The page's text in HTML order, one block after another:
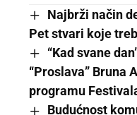
Najbrži način
Pet stvari koje
“Kad svane
“Proslava” Bruna
programu
Budućnost